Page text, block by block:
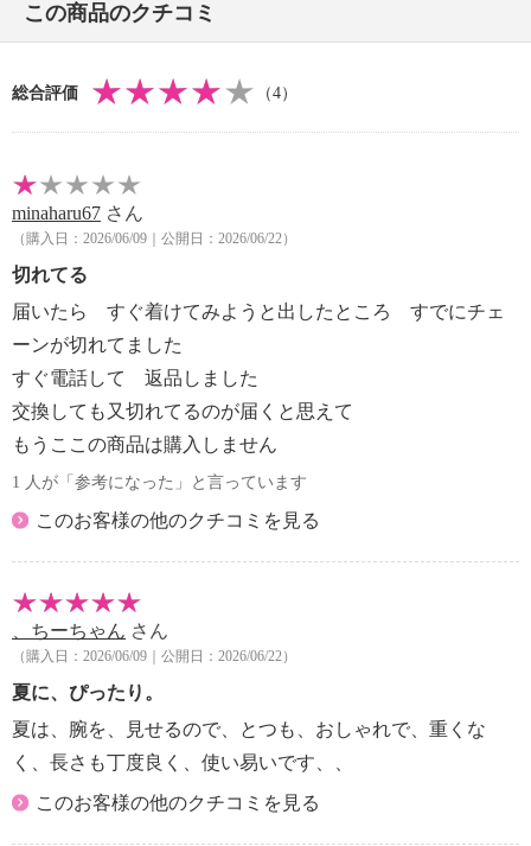
この商品のクチコミ
総合評価 （4）
minaharu67 さん
（購入日：2026/06/09｜公開日：2026/06/22）
切れてる
届いたら すぐ着けてみようと出したところ すでにチェ
ーンが切れてました
すぐ電話して 返品しました
交換しても又切れてるのが届くと思えて
もうここの商品は購入しません
1 人が「参考になった」と言っています
このお客様の他のクチコミを見る
、ちーちゃん さん
（購入日：2026/06/09｜公開日：2026/06/22）
夏に、ぴったり。
夏は、腕を、見せるので、とつも、おしゃれで、重くな
く、長さも丁度良く、使い易いです、、
このお客様の他のクチコミを見る